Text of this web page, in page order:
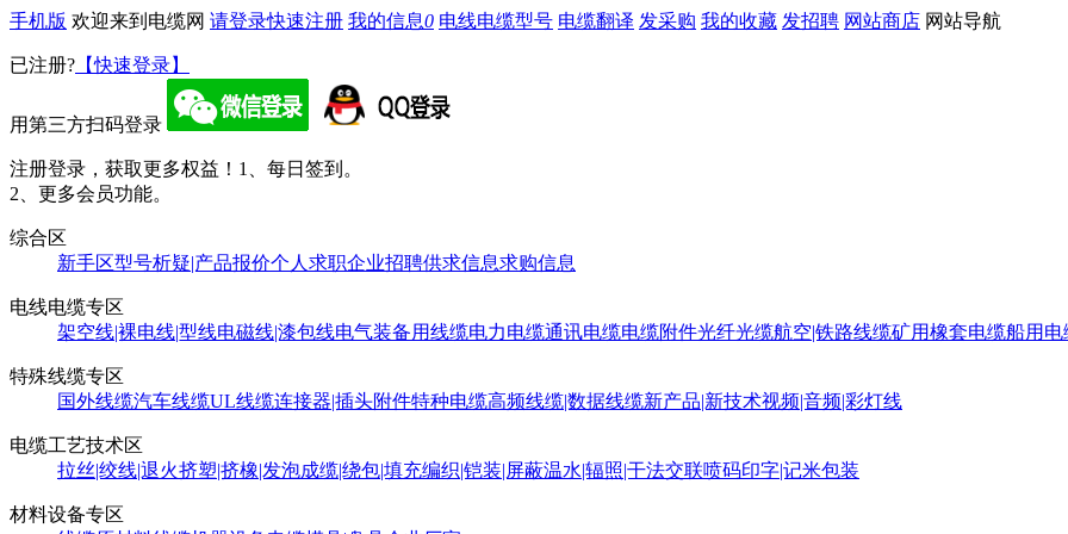
手机版 欢迎来到电缆网 请登录快速注册 我的信息0 电线电缆型号 电缆翻译 发采购 我的收藏 发招聘 网站商店 网站导航
已注册? 【快速登录】
用第三方扫码登录
注册登录，获取更多权益！ 1、每日签到。
2、更多会员功能。
综合区
新手区型号析疑|产品报价个人求职企业招聘供求信息求购信息
电线电缆专区
架空线|裸电线|型线电磁线|漆包线电气装备用线缆电力电缆通讯电缆电缆附件光纤光缆航空|铁路线缆矿用橡套电缆船用电
特殊线缆专区
国外线缆汽车线缆UL线缆连接器|插头附件特种电缆高频线缆|数据线缆新产品|新技术视频|音频|彩灯线
电缆工艺技术区
拉丝|绞线|退火挤塑|挤橡|发泡成缆|绕包|填充编织|铠装|屏蔽温水|辐照|干法交联喷码印字|记米包装
材料设备专区